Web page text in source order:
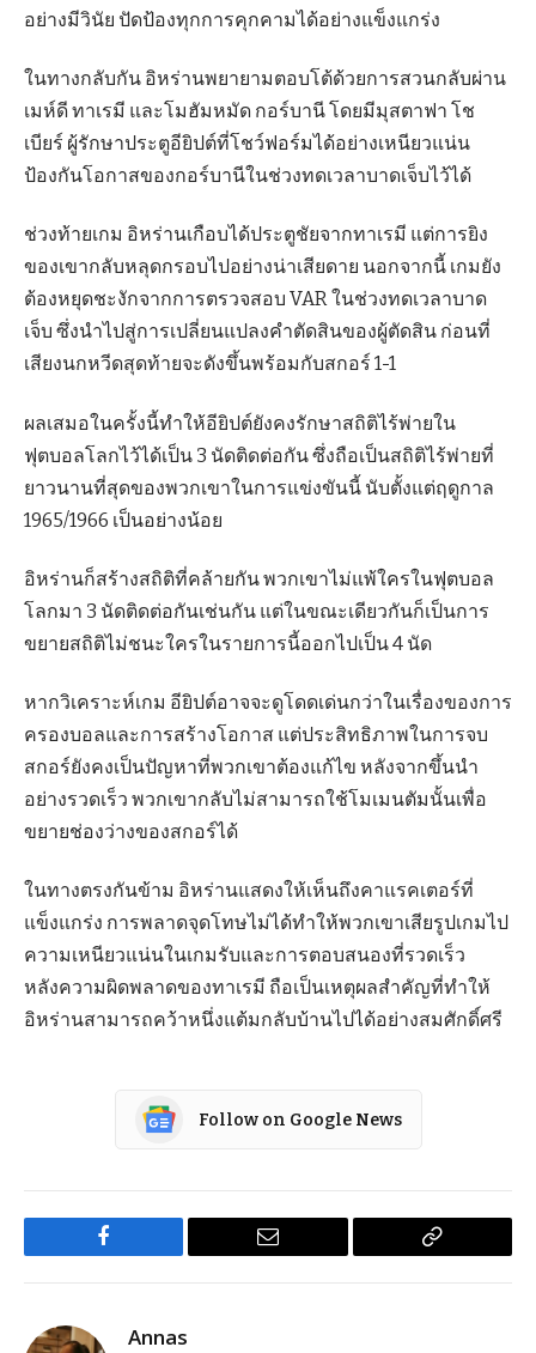
อย่างมีวินัย ปัดป้องทุกการคุกคามได้อย่างแข็งแกร่ง
ในทางกลับกัน อิหร่านพยายามตอบโต้ด้วยการสวนกลับผ่าน
เมห์ดี ทาเรมี และโมฮัมหมัด กอร์บานี โดยมีมุสตาฟา โช
เบียร์ ผู้รักษาประตูอียิปต์ที่โชว์ฟอร์มได้อย่างเหนียวแน่น
ป้องกันโอกาสของกอร์บานีในช่วงทดเวลาบาดเจ็บไว้ได้
ช่วงท้ายเกม อิหร่านเกือบได้ประตูชัยจากทาเรมี แต่การยิง
ของเขากลับหลุดกรอบไปอย่างน่าเสียดาย นอกจากนี้ เกมยัง
ต้องหยุดชะงักจากการตรวจสอบ VAR ในช่วงทดเวลาบาด
เจ็บ ซึ่งนำไปสู่การเปลี่ยนแปลงคำตัดสินของผู้ตัดสิน ก่อนที่
เสียงนกหวีดสุดท้ายจะดังขึ้นพร้อมกับสกอร์ 1-1
ผลเสมอในครั้งนี้ทำให้อียิปต์ยังคงรักษาสถิติไร้พ่ายใน
ฟุตบอลโลกไว้ได้เป็น 3 นัดติดต่อกัน ซึ่งถือเป็นสถิติไร้พ่ายที่
ยาวนานที่สุดของพวกเขาในการแข่งขันนี้ นับตั้งแต่ฤดูกาล
1965/1966 เป็นอย่างน้อย
อิหร่านก็สร้างสถิติที่คล้ายกัน พวกเขาไม่แพ้ใครในฟุตบอล
โลกมา 3 นัดติดต่อกันเช่นกัน แต่ในขณะเดียวกันก็เป็นการ
ขยายสถิติไม่ชนะใครในรายการนี้ออกไปเป็น 4 นัด
หากวิเคราะห์เกม อียิปต์อาจจะดูโดดเด่นกว่าในเรื่องของการ
ครองบอลและการสร้างโอกาส แต่ประสิทธิภาพในการจบ
สกอร์ยังคงเป็นปัญหาที่พวกเขาต้องแก้ไข หลังจากขึ้นนำ
อย่างรวดเร็ว พวกเขากลับไม่สามารถใช้โมเมนตัมนั้นเพื่อ
ขยายช่องว่างของสกอร์ได้
ในทางตรงกันข้าม อิหร่านแสดงให้เห็นถึงคาแรคเตอร์ที่
แข็งแกร่ง การพลาดจุดโทษไม่ได้ทำให้พวกเขาเสียรูปเกมไป
ความเหนียวแน่นในเกมรับและการตอบสนองที่รวดเร็ว
หลังความผิดพลาดของทาเรมี ถือเป็นเหตุผลสำคัญที่ทำให้
อิหร่านสามารถคว้าหนึ่งแต้มกลับบ้านไปได้อย่างสมศักดิ์ศรี
Follow on Google News
Facebook Email
Copy
Annas